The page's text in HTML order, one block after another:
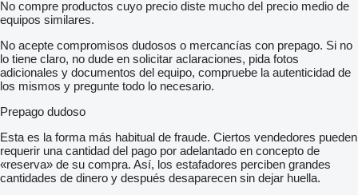
No compre productos cuyo precio diste mucho del precio medio de
equipos similares.
No acepte compromisos dudosos o mercancías con prepago. Si no
lo tiene claro, no dude en solicitar aclaraciones, pida fotos
adicionales y documentos del equipo, compruebe la autenticidad de
los mismos y pregunte todo lo necesario.
Prepago dudoso
Esta es la forma más habitual de fraude. Ciertos vendedores pueden
requerir una cantidad del pago por adelantado en concepto de
«reserva» de su compra. Así, los estafadores perciben grandes
cantidades de dinero y después desaparecen sin dejar huella.